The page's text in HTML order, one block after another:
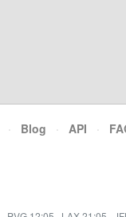
· Blog · API ·